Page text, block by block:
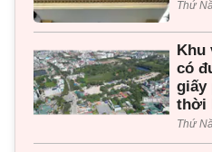
Thứ
Khu
có
giấy
thời
Thứ